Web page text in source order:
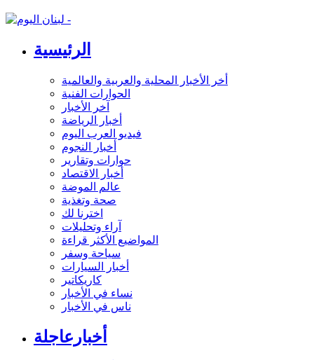
الرئيسية
أخر الأخبار المحلية والعربية والعالمية
الحوارات الفنية
آخر الأخبار
أخبار الرياضة
فيديو العرب اليوم
أخبار النجوم
حوارات وتقارير
أخبار الاقتصاد
عالم الموضة
صحة وتغذية
اخترنا لك
آراء وتحليلات
المواضيع الأكثر قراءة
سياحة وسفر
أخبار السيارات
كاريكاتير
نساء في الأخبار
ناس في الأخبار
أخبارعاجلة